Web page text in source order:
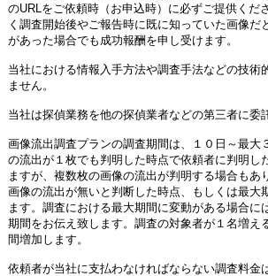
のURLをご依頼時（お申込時）に必ずご提供くだ
く調査開始後やご報告時に既に知っていた画像だ
があった場合でも成功報酬を申し受けます。
当社における情報入手方法や調査手法などの技術
ません。
当社は探偵業務を他の探偵業者などの第三者に委
画像流出調査プランの調査期間は、１０日～最大
の流出が１枚でも判明した時点で依頼者に判明し
ますが、複数枚の画像の流出が判明する場合もあ
画像の流出が無いと判断した時点、もしくは最大
ます。調査における最大期間に変動がある場合に
期間をお伝え致します。調査の対象者が１名増え
間増加します。
依頼者が当社に支払わなければならない調査料金